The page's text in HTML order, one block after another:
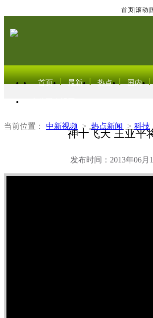
首页 滚动
首页 最新 热点 国内
当前位置： 中新视频 > 热点新闻 > 科技
神十飞天 王亚平
发布时间：2013年06月